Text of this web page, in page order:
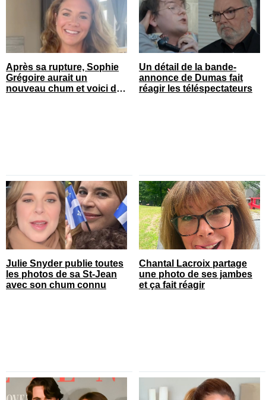
Après sa rupture, Sophie
Grégoire aurait un
nouveau chum et voici de
Un détail de la bande-
annonce de Dumas fait
réagir les téléspectateurs
Julie Snyder publie toutes
les photos de sa St-Jean
avec son chum connu
Chantal Lacroix partage
une photo de ses jambes
et ça fait réagir